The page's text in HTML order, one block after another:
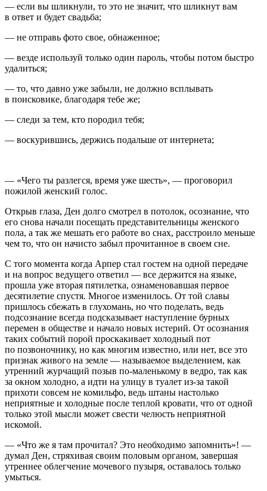
— если вы шликнули, то это не значит, что шликнут вам
в ответ и будет свадьба;
— не отправь фото свое, обнаженное;
— везде используй только один пароль, чтобы потом быстро
удалиться;
— то, что давно уже забыли, не должно всплывать
в поисковике, благодаря тебе же;
— следи за тем, кто породил тебя;
— воскурившись, держись подальше от интернета;
— «Чего ты разлегся, время уже шесть», — проговорил
пожилой женский голос.
Открыв глаза, Ден долго смотрел в потолок, осознание, что
его снова начали посещать представительницы женского
пола, а так же мешать его работе во снах, расстроило меньше
чем то, что он начисто забыл прочитанное в своем сне.
С того момента когда Арпер стал гостем на одной передаче
и на вопрос ведущего ответил — все держится на языке,
прошла уже вторая пятилетка, ознаменовавшая первое
десятилетие спустя. Многое изменилось. От той славы
пришлось сбежать в глухомань, но что поделать, ведь
подсознание всегда подсказывает наступление бурных
перемен в обществе и начало новых истерий. От осознания
таких событий порой проскакивает холодный пот
по позвоночнику, но как многим известно, или нет, все это
признак живого на земле — называемое выделением, как
утренний журчащий позыв по-маленькому в ведро, так как
за окном холодно, а идти на улицу в туалет из-за такой
прихоти совсем не комильфо, ведь штаны настолько
неприятные и холодные после теплой кровати, что от одной
только этой мысли может свести челюсть неприятной
искомой.
— «Что же я там прочитал? Это необходимо запомнить»! —
думал Ден, стряхивая своим половым органом, завершая
утреннее облегчение мочевого пузыря, оставалось только
умыться.